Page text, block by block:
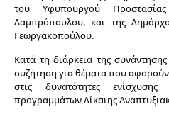
του Υφυπουργού
Λαμπρόπουλου, και της
Γεωργακοπούλου.
Κατά τη διάρκεια της
συζήτηση για θέματα που
στις δυνατότητες
προγραμμάτων Δίκαιης